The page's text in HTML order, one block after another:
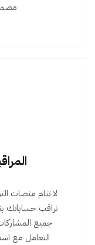
لا تنام منصات
نراقب حساباتك
جميع
التعامل مع